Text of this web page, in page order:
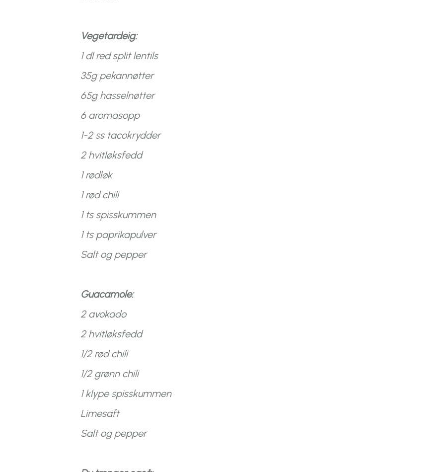
Vegetardeig:
1 dl red split lentils
35g pekannøtter
65g hasselnøtter
6 aromasopp
1-2 ss tacokrydder
2 hvitløksfedd
1 rødløk
1 rød chili
1 ts spisskummen
1 ts paprikapulver
Salt og pepper
Guacamole:
2 avokado
2 hvitløksfedd
1/2 rød chili
1/2 grønn chili
1 klype spisskummen
Limesaft
Salt og pepper